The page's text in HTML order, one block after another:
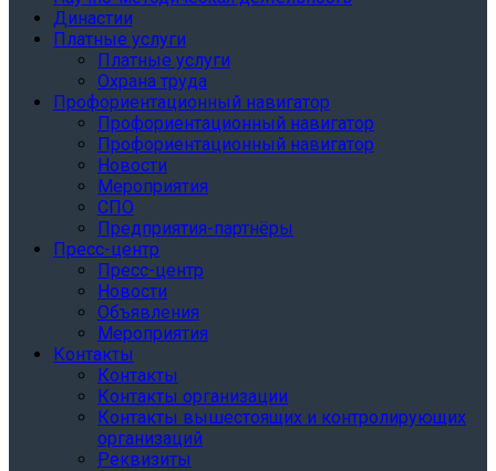
Династии
Платные услуги
Платные услуги
Охрана труда
Профориентационный навигатор
Профориентационный навигатор
Профориентационный навигатор
Новости
Мероприятия
СПО
Предприятия-партнёры
Пресс-центр
Пресс-центр
Новости
Объявления
Мероприятия
Контакты
Контакты
Контакты организации
Контакты вышестоящих и контролирующих
организаций
Реквизиты